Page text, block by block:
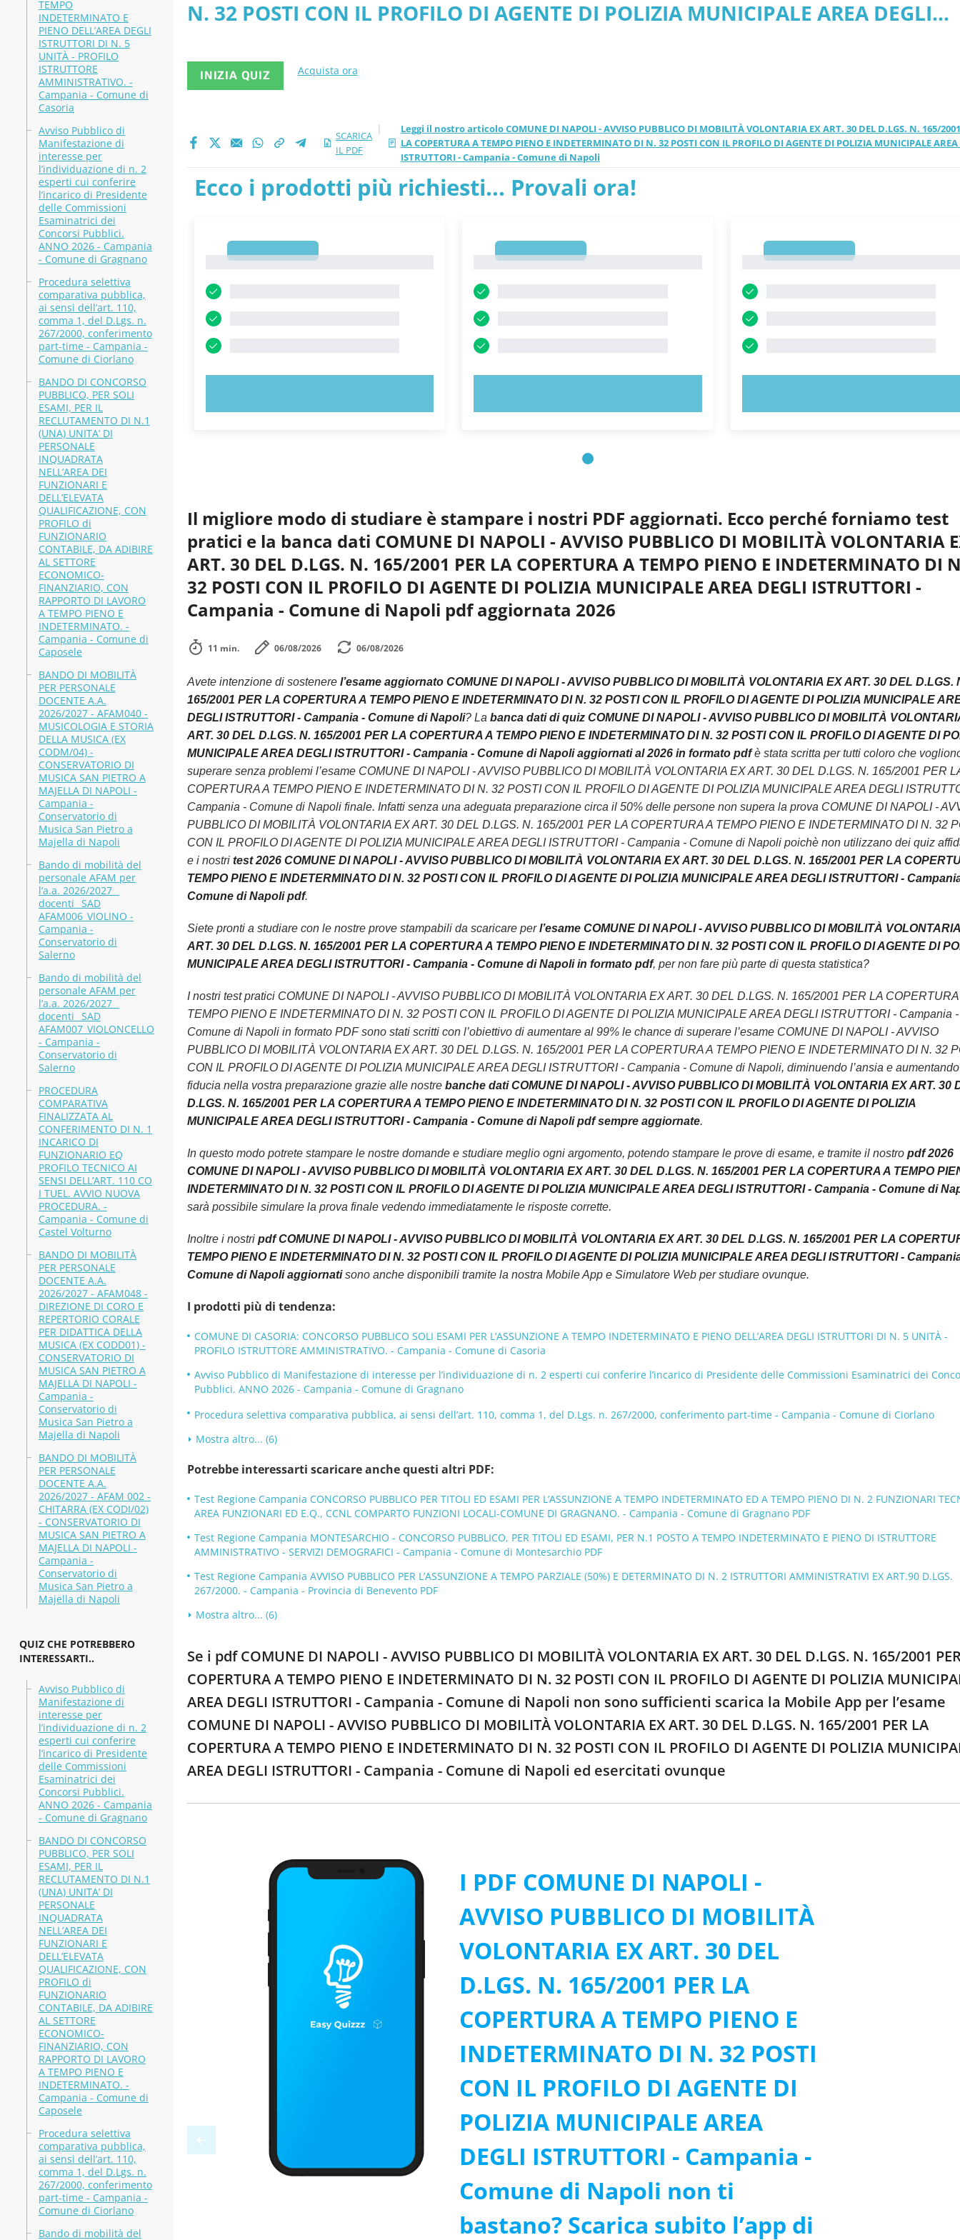
TEMPO
INDETERMINATO E
PIENO DELL’AREA DEGLI
ISTRUTTORI DI N. 5
UNITÀ - PROFILO
ISTRUTTORE
AMMINISTRATIVO. -
Campania - Comune di
Casoria
Avviso Pubblico di
Manifestazione di
interesse per
l’individuazione di n. 2
esperti cui conferire
l’incarico di Presidente
delle Commissioni
Esaminatrici dei
Concorsi Pubblici.
ANNO 2026 - Campania
- Comune di Gragnano
Procedura selettiva
comparativa pubblica,
ai sensi dell’art. 110,
comma 1, del D.Lgs. n.
267/2000, conferimento
part-time - Campania -
Comune di Ciorlano
BANDO DI CONCORSO
PUBBLICO, PER SOLI
ESAMI, PER IL
RECLUTAMENTO DI N.1
(UNA) UNITA’ DI
PERSONALE
INQUADRATA
NELL’AREA DEI
FUNZIONARI E
DELL’ELEVATA
QUALIFICAZIONE, CON
PROFILO di
FUNZIONARIO
CONTABILE, DA ADIBIRE
AL SETTORE
ECONOMICO-
FINANZIARIO, CON
RAPPORTO DI LAVORO
A TEMPO PIENO E
INDETERMINATO. -
Campania - Comune di
Caposele
BANDO DI MOBILITÀ
PER PERSONALE
DOCENTE A.A.
2026/2027 - AFAM040 -
MUSICOLOGIA E STORIA
DELLA MUSICA (EX
CODM/04) -
CONSERVATORIO DI
MUSICA SAN PIETRO A
MAJELLA DI NAPOLI -
Campania -
Conservatorio di
Musica San Pietro a
Majella di Napoli
Bando di mobilità del
personale AFAM per
l’a.a. 2026/2027 _
docenti_ SAD
AFAM006_VIOLINO -
Campania -
Conservatorio di
Salerno
Bando di mobilità del
personale AFAM per
l’a.a. 2026/2027 _
docenti_ SAD
AFAM007_VIOLONCELLO
- Campania -
Conservatorio di
Salerno
PROCEDURA
COMPARATIVA
FINALIZZATA AL
CONFERIMENTO DI N. 1
INCARICO DI
FUNZIONARIO EQ
PROFILO TECNICO AI
SENSI DELL’ART. 110 CO
I TUEL. AVVIO NUOVA
PROCEDURA. -
Campania - Comune di
Castel Volturno
BANDO DI MOBILITÀ
PER PERSONALE
DOCENTE A.A.
2026/2027 - AFAM048 -
DIREZIONE DI CORO E
REPERTORIO CORALE
PER DIDATTICA DELLA
MUSICA (EX CODD01) -
CONSERVATORIO DI
MUSICA SAN PIETRO A
MAJELLA DI NAPOLI -
Campania -
Conservatorio di
Musica San Pietro a
Majella di Napoli
BANDO DI MOBILITÀ
PER PERSONALE
DOCENTE A.A.
2026/2027 - AFAM 002 -
CHITARRA (EX CODI/02)
- CONSERVATORIO DI
MUSICA SAN PIETRO A
MAJELLA DI NAPOLI -
Campania -
Conservatorio di
Musica San Pietro a
Majella di Napoli
QUIZ CHE POTREBBERO
INTERESSARTI..
Avviso Pubblico di
Manifestazione di
interesse per
l’individuazione di n. 2
esperti cui conferire
l’incarico di Presidente
delle Commissioni
Esaminatrici dei
Concorsi Pubblici.
ANNO 2026 - Campania
- Comune di Gragnano
BANDO DI CONCORSO
PUBBLICO, PER SOLI
ESAMI, PER IL
RECLUTAMENTO DI N.1
(UNA) UNITA’ DI
PERSONALE
INQUADRATA
NELL’AREA DEI
FUNZIONARI E
DELL’ELEVATA
QUALIFICAZIONE, CON
PROFILO di
FUNZIONARIO
CONTABILE, DA ADIBIRE
AL SETTORE
ECONOMICO-
FINANZIARIO, CON
RAPPORTO DI LAVORO
A TEMPO PIENO E
INDETERMINATO. -
Campania - Comune di
Caposele
Procedura selettiva
comparativa pubblica,
ai sensi dell’art. 110,
comma 1, del D.Lgs. n.
267/2000, conferimento
part-time - Campania -
Comune di Ciorlano
Bando di mobilità del
versione 2026 aggiornati
N. 32 POSTI CON IL PROFILO DI AGENTE DI POLIZIA MUNICIPALE AREA DEGLI
INIZIA QUIZ Acquista ora
SCARICA
IL PDF
|
Leggi il nostro articolo COMUNE DI NAPOLI - AVVISO PUBBLICO DI MOBILITÀ VOLONTARIA EX ART. 30 DEL D.LGS. N. 165/
LA COPERTURA A TEMPO PIENO E INDETERMINATO DI N. 32 POSTI CON IL PROFILO DI AGENTE DI POLIZIA MUNICIPALE AREA
ISTRUTTORI - Campania - Comune di Napoli
Ecco i prodotti più richiesti... Provali ora!
Il migliore modo di studiare è stampare i nostri PDF aggiornati. Ecco perché forniamo test
pratici e la banca dati COMUNE DI NAPOLI - AVVISO PUBBLICO DI MOBILITÀ VOLONTARIA
ART. 30 DEL D.LGS. N. 165/2001 PER LA COPERTURA A TEMPO PIENO E INDETERMINATO DI
32 POSTI CON IL PROFILO DI AGENTE DI POLIZIA MUNICIPALE AREA DEGLI ISTRUTTORI -
Campania - Comune di Napoli pdf aggiornata 2026
11 min. 06/08/2026 06/08/2026
Avete intenzione di sostenere l’esame aggiornato COMUNE DI NAPOLI - AVVISO PUBBLICO DI MOBILITÀ VOLONTARIA EX ART. 30 DEL D.LGS.
165/2001 PER LA COPERTURA A TEMPO PIENO E INDETERMINATO DI N. 32 POSTI CON IL PROFILO DI AGENTE DI POLIZIA MUNICIPALE
DEGLI ISTRUTTORI - Campania - Comune di Napoli? La banca dati di quiz COMUNE DI NAPOLI - AVVISO PUBBLICO DI MOBILITÀ
ART. 30 DEL D.LGS. N. 165/2001 PER LA COPERTURA A TEMPO PIENO E INDETERMINATO DI N. 32 POSTI CON IL PROFILO DI AGENTE DI
MUNICIPALE AREA DEGLI ISTRUTTORI - Campania - Comune di Napoli aggiornati al 2026 in formato pdfè stata scritta per tutti coloro che
superare senza problemi l’esame COMUNE DI NAPOLI - AVVISO PUBBLICO DI MOBILITÀ VOLONTARIA EX ART. 30 DEL D.LGS. N. 165/2001 PER
COPERTURA A TEMPO PIENO E INDETERMINATO DI N. 32 POSTI CON IL PROFILO DI AGENTE DI POLIZIA MUNICIPALE AREA DEGLI
Campania - Comune di Napoli finale. Infatti senza una adeguata preparazione circa il 50% delle persone non supera la prova COMUNE DI NAPOLI -
PUBBLICO DI MOBILITÀ VOLONTARIA EX ART. 30 DEL D.LGS. N. 165/2001 PER LA COPERTURA A TEMPO PIENO E INDETERMINATO DI N. 32
CON IL PROFILO DI AGENTE DI POLIZIA MUNICIPALE AREA DEGLI ISTRUTTORI - Campania - Comune di Napoli poichè non utilizzano dei quiz
e i nostri test 2026 COMUNE DI NAPOLI - AVVISO PUBBLICO DI MOBILITÀ VOLONTARIA EX ART. 30 DEL D.LGS. N. 165/2001 PER LA
TEMPO PIENO E INDETERMINATO DI N. 32 POSTI CON IL PROFILO DI AGENTE DI POLIZIA MUNICIPALE AREA DEGLI ISTRUTTORI -
Comune di Napoli pdf.
Siete pronti a studiare con le nostre prove stampabili da scaricare perl’esame COMUNE DI NAPOLI - AVVISO PUBBLICO DI MOBILITÀ
ART. 30 DEL D.LGS. N. 165/2001 PER LA COPERTURA A TEMPO PIENO E INDETERMINATO DI N. 32 POSTI CON IL PROFILO DI AGENTE DI
MUNICIPALE AREA DEGLI ISTRUTTORI - Campania - Comune di Napoli in formato pdf, per non fare più parte di questa statistica?
I nostri test pratici COMUNE DI NAPOLI - AVVISO PUBBLICO DI MOBILITÀ VOLONTARIA EX ART. 30 DEL D.LGS. N. 165/2001 PER LA COPERTURA
TEMPO PIENO E INDETERMINATO DI N. 32 POSTI CON IL PROFILO DI AGENTE DI POLIZIA MUNICIPALE AREA DEGLI ISTRUTTORI - Campania -
Comune di Napoli in formato PDF sono stati scritti con l’obiettivo di aumentare al 99% le chance di superare l’esame COMUNE DI NAPOLI - AVVISO
PUBBLICO DI MOBILITÀ VOLONTARIA EX ART. 30 DEL D.LGS. N. 165/2001 PER LA COPERTURA A TEMPO PIENO E INDETERMINATO DI N. 32
CON IL PROFILO DI AGENTE DI POLIZIA MUNICIPALE AREA DEGLI ISTRUTTORI - Campania - Comune di Napoli, diminuendo l’ansia e
fiducia nella vostra preparazione grazie alle nostre banche dati COMUNE DI NAPOLI - AVVISO PUBBLICO DI MOBILITÀ VOLONTARIA EX ART. 30
D.LGS. N. 165/2001 PER LA COPERTURA A TEMPO PIENO E INDETERMINATO DI N. 32 POSTI CON IL PROFILO DI AGENTE DI POLIZIA
MUNICIPALE AREA DEGLI ISTRUTTORI - Campania - Comune di Napoli pdf sempre aggiornate.
In questo modo potrete stampare le nostre domande e studiare meglio ogni argomento, potendo stampare le prove di esame, e tramite il nostro pdf 2026
COMUNE DI NAPOLI - AVVISO PUBBLICO DI MOBILITÀ VOLONTARIA EX ART. 30 DEL D.LGS. N. 165/2001 PER LA COPERTURA A TEMPO
INDETERMINATO DI N. 32 POSTI CON IL PROFILO DI AGENTE DI POLIZIA MUNICIPALE AREA DEGLI ISTRUTTORI - Campania - Comune di
sarà possibile simulare la prova finale vedendo immediatamente le risposte corrette.
Inoltre i nostri pdf COMUNE DI NAPOLI - AVVISO PUBBLICO DI MOBILITÀ VOLONTARIA EX ART. 30 DEL D.LGS. N. 165/2001 PER LA
TEMPO PIENO E INDETERMINATO DI N. 32 POSTI CON IL PROFILO DI AGENTE DI POLIZIA MUNICIPALE AREA DEGLI ISTRUTTORI -
Comune di Napoli aggiornatisono anche disponibili tramite la nostra Mobile App e Simulatore Web per studiare ovunque.
I prodotti più di tendenza:
COMUNE DI CASORIA: CONCORSO PUBBLICO SOLI ESAMI PER L’ASSUNZIONE A TEMPO INDETERMINATO E PIENO DELL’AREA DEGLI ISTRUTTORI DI N. 5 UNITÀ -
PROFILO ISTRUTTORE AMMINISTRATIVO. - Campania - Comune di Casoria
Avviso Pubblico di Manifestazione di interesse per l’individuazione di n. 2 esperti cui conferire l’incarico di Presidente delle Commissioni Esaminatrici dei
Pubblici. ANNO 2026 - Campania - Comune di Gragnano
Procedura selettiva comparativa pubblica, ai sensi dell’art. 110, comma 1, del D.Lgs. n. 267/2000, conferimento part-time - Campania - Comune di Ciorlano
Mostra altro... (6)
Potrebbe interessarti scaricare anche questi altri PDF:
Test Regione Campania CONCORSO PUBBLICO PER TITOLI ED ESAMI PER L’ASSUNZIONE A TEMPO INDETERMINATO ED A TEMPO PIENO DI N. 2 FUNZIONARI
AREA FUNZIONARI ED E.Q., CCNL COMPARTO FUNZIONI LOCALI-COMUNE DI GRAGNANO. - Campania - Comune di Gragnano PDF
Test Regione Campania MONTESARCHIO - CONCORSO PUBBLICO, PER TITOLI ED ESAMI, PER N.1 POSTO A TEMPO INDETERMINATO E PIENO DI ISTRUTTORE
AMMINISTRATIVO - SERVIZI DEMOGRAFICI - Campania - Comune di Montesarchio PDF
Test Regione Campania AVVISO PUBBLICO PER L’ASSUNZIONE A TEMPO PARZIALE (50%) E DETERMINATO DI N. 2 ISTRUTTORI AMMINISTRATIVI EX ART.90 D.LGS.
267/2000. - Campania - Provincia di Benevento PDF
Mostra altro... (6)
Se i pdf COMUNE DI NAPOLI - AVVISO PUBBLICO DI MOBILITÀ VOLONTARIA EX ART. 30 DEL D.LGS. N. 165/2001
COPERTURA A TEMPO PIENO E INDETERMINATO DI N. 32 POSTI CON IL PROFILO DI AGENTE DI POLIZIA
AREA DEGLI ISTRUTTORI - Campania - Comune di Napoli non sono sufficienti scarica la Mobile App per l’esame
COMUNE DI NAPOLI - AVVISO PUBBLICO DI MOBILITÀ VOLONTARIA EX ART. 30 DEL D.LGS. N. 165/2001 PER LA
COPERTURA A TEMPO PIENO E INDETERMINATO DI N. 32 POSTI CON IL PROFILO DI AGENTE DI POLIZIA
AREA DEGLI ISTRUTTORI - Campania - Comune di Napoli ed esercitati ovunque
I PDF COMUNE DI NAPOLI -
AVVISO PUBBLICO DI MOBILITÀ
VOLONTARIA EX ART. 30 DEL
D.LGS. N. 165/2001 PER LA
COPERTURA A TEMPO PIENO E
INDETERMINATO DI N. 32 POSTI
CON IL PROFILO DI AGENTE DI
POLIZIA MUNICIPALE AREA
DEGLI ISTRUTTORI - Campania -
Comune di Napoli non ti
bastano? Scarica subito l’app di